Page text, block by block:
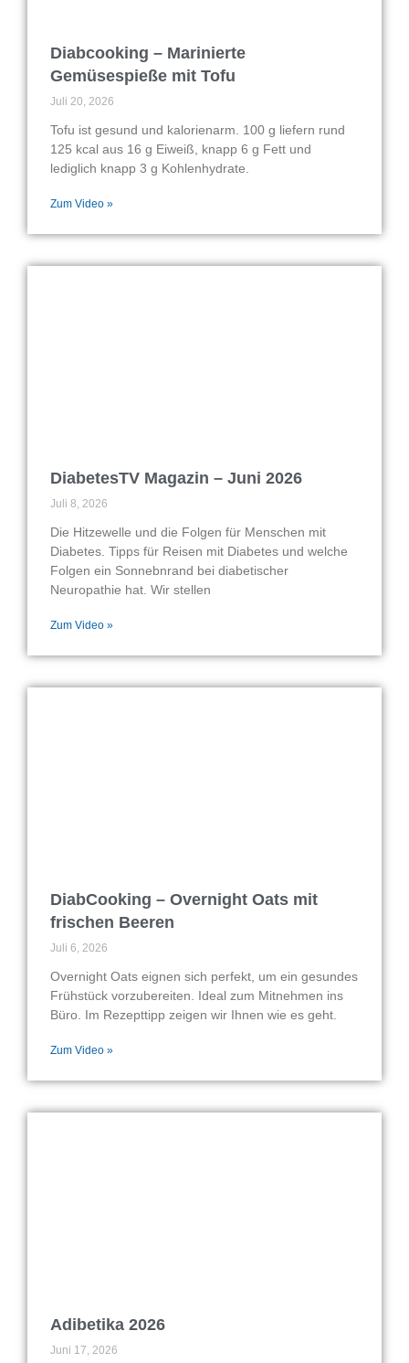
Diabcooking – Marinierte
Gemüsespieße mit Tofu
Juli 20, 2026
Tofu ist gesund und kalorienarm. 100 g liefern rund
125 kcal aus 16 g Eiweiß, knapp 6 g Fett und
lediglich knapp 3 g Kohlenhydrate.
Zum Video »
DiabetesTV Magazin – Juni 2026
Juli 8, 2026
Die Hitzewelle und die Folgen für Menschen mit
Diabetes. Tipps für Reisen mit Diabetes und welche
Folgen ein Sonnebnrand bei diabetischer
Neuropathie hat. Wir stellen
Zum Video »
DiabCooking – Overnight Oats mit
frischen Beeren
Juli 6, 2026
Overnight Oats eignen sich perfekt, um ein gesundes
Frühstück vorzubereiten. Ideal zum Mitnehmen ins
Büro. Im Rezepttipp zeigen wir Ihnen wie es geht.
Zum Video »
Adibetika 2026
Juni 17, 2026